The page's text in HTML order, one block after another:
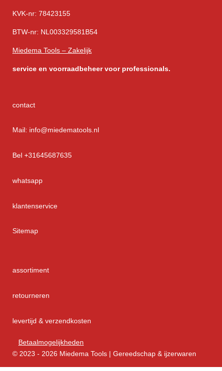
KVK-nr: 78423155
BTW-nr: NL003329581B54
Miedema Tools – Zakelijk
service en voorraadbeheer voor professionals.
contact
Mail: info@miedematools.nl
Bel +31645687635
whatsapp
klantenservice
Sitemap
assortiment
retourneren
levertijd & verzendkosten
Betaalmogelijkheden
© 2023 - 2026 Miedema Tools | Gereedschap & ijzerwaren